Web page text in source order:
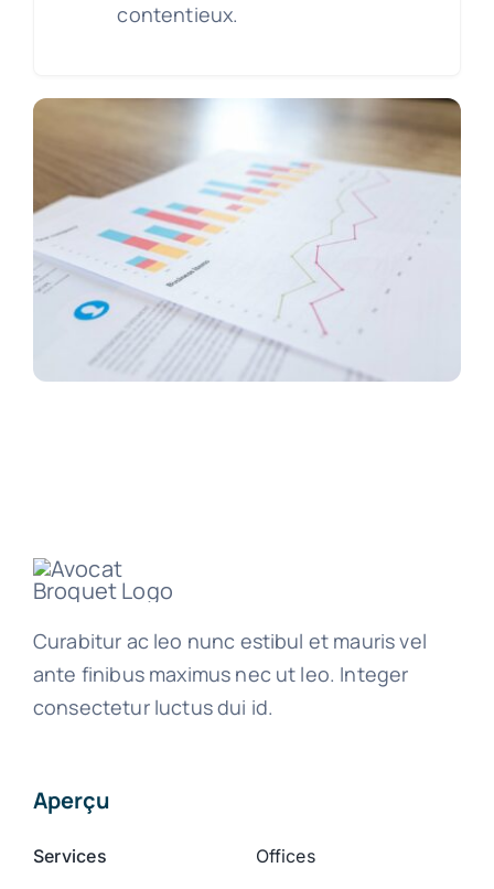
contentieux.
Curabitur ac leo nunc estibul et mauris vel
ante finibus maximus nec ut leo. Integer
consectetur luctus dui id.
Aperçu
Services Offices